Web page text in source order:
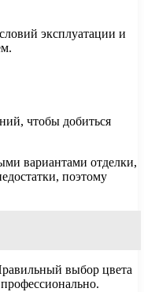
эксплуатации и
чтобы добиться
вариантами отделки,
поэтому
выбор цвета